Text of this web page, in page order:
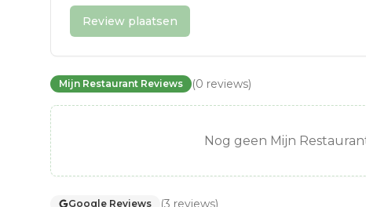
Review plaatsen
Mijn Restaurant Reviews (0 reviews)
Nog geen Mijn
Google Reviews (3 reviews)